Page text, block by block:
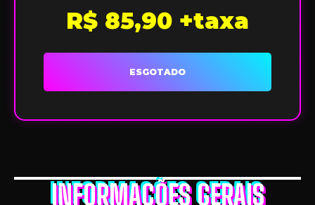
R$ 85,90 +taxa
ESGOTADO
INFORMAÇÕES GERAIS